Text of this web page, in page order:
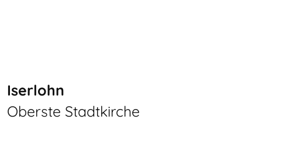
Iserlohn
Oberste Stadtkirche